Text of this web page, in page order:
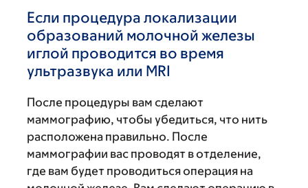
Если процедура локализации
образований молочной железы
иглой проводится во время
ультразвука или MRI
После процедуры вам сделают
маммографию, чтобы убедиться, что нить
расположена правильно. После
маммографии вас проводят в отделение,
где вам будет проводиться операция на